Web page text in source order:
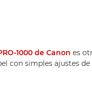
1000 de Canon es
con simples ajustes de